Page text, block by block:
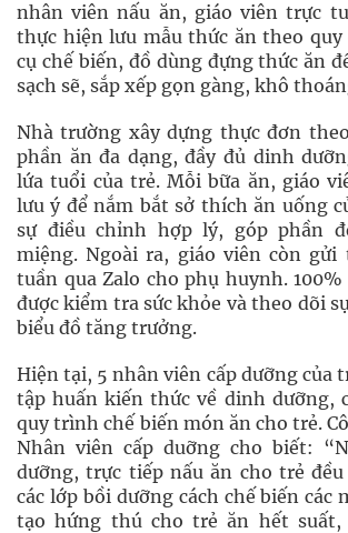
nhân viên nấu ăn, giáo viên trực
thực hiện lưu mẫu thức ăn theo quy
cụ chế biến, đồ dùng đựng thức ăn
sạch sẽ, sắp xếp gọn gàng, khô
Nhà trường xây dựng thực đơn
phần ăn đa dạng, đầy đủ dinh
lứa tuổi của trẻ. Mỗi bữa ăn, giáo
lưu ý để nắm bắt sở thích ăn uống
sự điều chỉnh hợp lý, góp phần
miệng. Ngoài ra, giáo viên còn gửi
tuần qua Zalo cho phụ huynh.
được kiểm tra sức khỏe và theo dõi
biểu đồ tăng trưởng.
Hiện tại, 5 nhân viên cấp dưỡng của
tập huấn kiến thức về dinh dưỡng,
quy trình chế biến món ăn cho trẻ.
Nhân viên cấp duỡng cho biết:
dưỡng, trực tiếp nấu ăn cho trẻ
các lớp bồi dưỡng cách chế biến các
tạo hứng thú cho trẻ ăn hết suất,